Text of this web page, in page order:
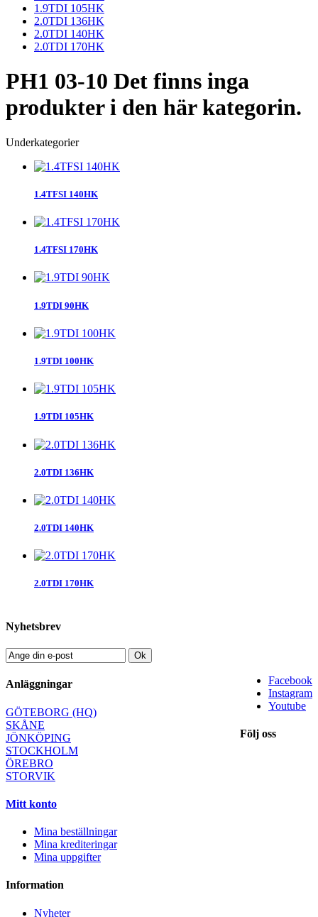
1.9TDI 105HK
2.0TDI 136HK
2.0TDI 140HK
2.0TDI 170HK
PH1 03-10 Det finns inga
produkter i den här kategorin.
Underkategorier
1.4TFSI 140HK
1.4TFSI 170HK
1.9TDI 90HK
1.9TDI 100HK
1.9TDI 105HK
2.0TDI 136HK
2.0TDI 140HK
2.0TDI 170HK
Nyhetsbrev
Ok
Facebook
Instagram
Youtube
Följ oss
Anläggningar
GÖTEBORG (HQ)
SKÅNE
JÖNKÖPING
STOCKHOLM
ÖREBRO
STORVIK
Mitt konto
Mina beställningar
Mina krediteringar
Mina uppgifter
Information
Nyheter